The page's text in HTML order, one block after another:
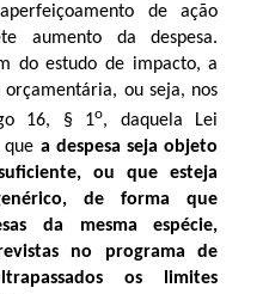
de ação
aumento da despesa.
do estudo de impacto, a
orçamentária, ou seja, nos
16, § 1o, daquela Lei
que a despesa seja objeto
ou que esteja
de forma que
da mesma espécie,
no programa de
os limites